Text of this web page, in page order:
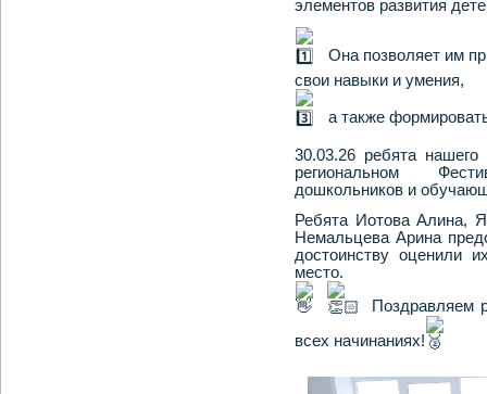
элементов развития
Она позволяет им
свои навыки и умения,
а также
30.03.26 ребята
региональном
дошкольников и
Ребята Иотова Алина,
Немальцева Арина
достоинству оценили
место.
Поздравляем
всех начинаниях!